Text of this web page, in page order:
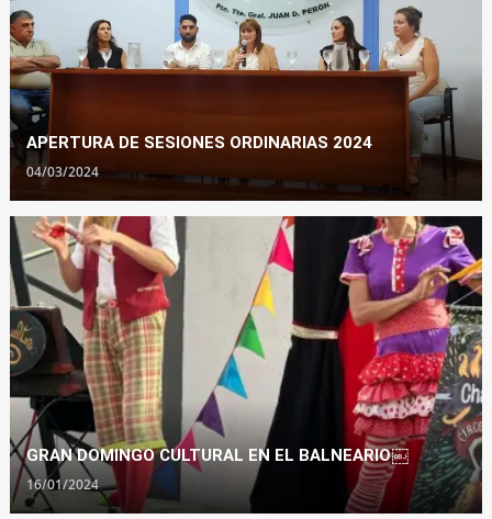
APERTURA DE SESIONES ORDINARIAS 2024
04/03/2024
GRAN DOMINGO CULTURAL EN EL BALNEARIO￼
16/01/2024